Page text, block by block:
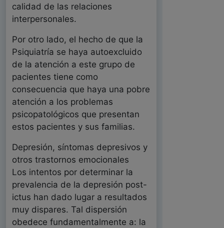
calidad de las relaciones
interpersonales.
Por otro lado, el hecho de que la
Psiquiatría se haya autoexcluido
de la atención a este grupo de
pacientes tiene como
consecuencia que haya una pobre
atención a los problemas
psicopatológicos que presentan
estos pacientes y sus familias.
Depresión, síntomas depresivos y
otros trastornos emocionales
Los intentos por determinar la
prevalencia de la depresión post-
ictus han dado lugar a resultados
muy dispares. Tal dispersión
obedece fundamentalmente a: la